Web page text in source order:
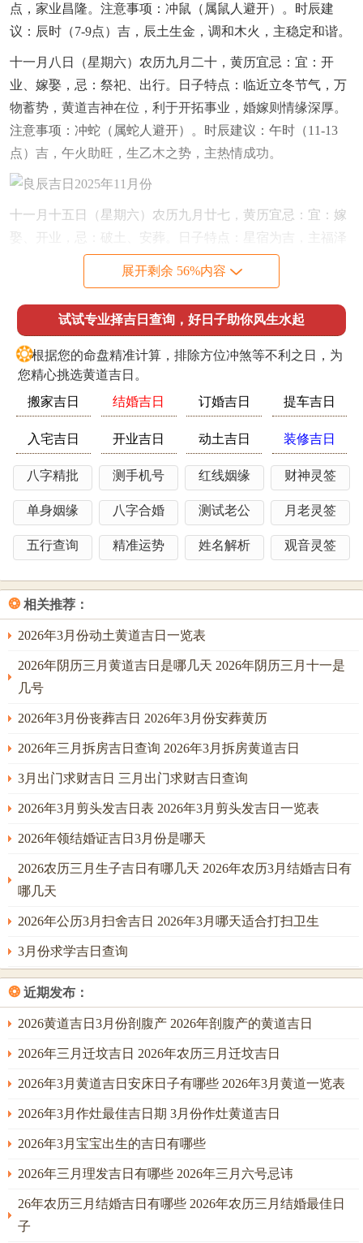
点，家业昌隆。注意事项：冲鼠（属鼠人避开）。时辰建
议：辰时（7-9点）吉，辰土生金，调和木火，主稳定和谐。
十一月八日（星期六）农历九月二十，黄历宜忌：宜：开
业、嫁娶，忌：祭祀、出行。日子特点：临近立冬节气，万
物蓄势，黄道吉神在位，利于开拓事业，婚嫁则情缘深厚。
注意事项：冲蛇（属蛇人避开）。时辰建议：午时（11-13
点）吉，午火助旺，生乙木之势，主热情成功。
十一月十五日（星期六）农历九月廿七，黄历宜忌：宜：嫁
娶、开业，忌：破土、安葬。日子特点：星宿为吉，主福泽
绵长，节气转换之际，水木相生，婚嫁开业可纳财招喜。注
意事项：冲猪（属猪人避开）。时辰建议：未时（13-15点）
吉，未土藏火，平衡水势，主中庸安稳。
十一月二十日（星期四）农历十月初四，黄历宜忌：宜：开
业、嫁娶，忌：搬家、入宅。日子特点：节气小雪前后，天
地肃杀，然吉神护佑，主稳中求进，开业则财源广进，婚嫁
则白头偕老。注意事项：冲龙（属龙人避开）。时辰建议：
十一月二十五日（星期二）农历十月初九，黄历宜忌：宜：
嫁娶、开业，忌：开市、动土。日子特点：吉神在位，主福
禄双全，星宿祥和，婚嫁开业可避凶星，家宅平安。注意事
项：冲鸡（属鸡人避开）。时辰建议：酉时（17-19点）吉，
酉金合水，化解冲煞，主圆满收成。
婚嫁专项原则
婚嫁吉时搭配：辰时（7-9点）阳气上升时段，主生机勃发，
若新人八字喜木火，则更添吉庆。物品准备：龙凤烛象征阴
阳调和，合卺酒主夫妻同心，流程要点：新娘入门跨火盆，
以火驱邪，则家宅安宁。特殊禁忌：避开新人父母生辰，若
主口舌纷争。常有命主于此日问卜，若水火既济，则姻缘美
满；然若金木交战，则需择吉时化解。
开业专项原则
开业吉时搭配：午时（11-13点）火旺生土，主财气旺盛，若
门向东南太岁方，则需避冲煞。仪式建议：门框悬挂红布或
项：门位朝向与家主生肖相冲，若家主属虎，则忌申方开
门，主破财。流程要点：开业当日宜静心祈福，若日柱得
禄，则财源滚滚；然若煞星临门，则需以水物镇之。
注意事项与化解建议
生肖适配：属虎者避开冲猴日，若日支为申则主事业动荡；
属蛇、猪、虎、猴者犯太岁，流月冲克尤重，容易有口舌疾
病。能量强化：动土用朱砂红纸，以火制金，则避煞安宅；
婚嫁用桃木梳，木主生发，则情缘稳固。人际协同：建议邀
请贵人属相参与，如属马者助火势，主合作顺利。后续仪
主家运不泄。对于犯太岁生肖，安放化解太岁：祥安阁联吉
锦袋，可置于东南太岁方，以锦袋纳吉，化解冲刑，则转危
为安。
最佳吉日点评
建议优先选择十一月八日配合午时进行核心仪式，此日水火
展开剩余 56%内容
试试专业择吉日查询，好日子助你风生水起
❂根据您的命盘精准计算，排除方位冲煞等不利之日，为
您精心挑选黄道吉日。
搬家吉日
结婚吉日 订婚吉日 提车吉日
入宅吉日 开业吉日 动土吉日 装修吉日
八字精批 测手机号 红线姻缘 财神灵签
单身姻缘 八字合婚 测试老公 月老灵签
五行查询 精准运势 姓名解析 观音灵签
❂ 相关推荐：
2026年3月份动土黄道吉日一览表
2026年阴历三月黄道吉日是哪几天 2026年阴历三月十一是
几号
2026年3月份丧葬吉日 2026年3月份安葬黄历
2026年三月拆房吉日查询 2026年3月拆房黄道吉日
3月出门求财吉日 三月出门求财吉日查询
2026年3月剪头发吉日表 2026年3月剪头发吉日一览表
2026年领结婚证吉日3月份是哪天
2026农历三月生子吉日有哪几天 2026年农历3月结婚吉日有
哪几天
2026年公历3月扫舍吉日 2026年3月哪天适合打扫卫生
3月份求学吉日查询
❂ 近期发布：
2026黄道吉日3月份剖腹产 2026年剖腹产的黄道吉日
2026年三月迁坟吉日 2026年农历三月迁坟吉日
2026年3月黄道吉日安床日子有哪些 2026年3月黄道一览表
2026年3月作灶最佳吉日期 3月份作灶黄道吉日
2026年3月宝宝出生的吉日有哪些
2026年三月理发吉日有哪些 2026年三月六号忌讳
26年农历三月结婚吉日有哪些 2026年农历三月结婚最佳日
子